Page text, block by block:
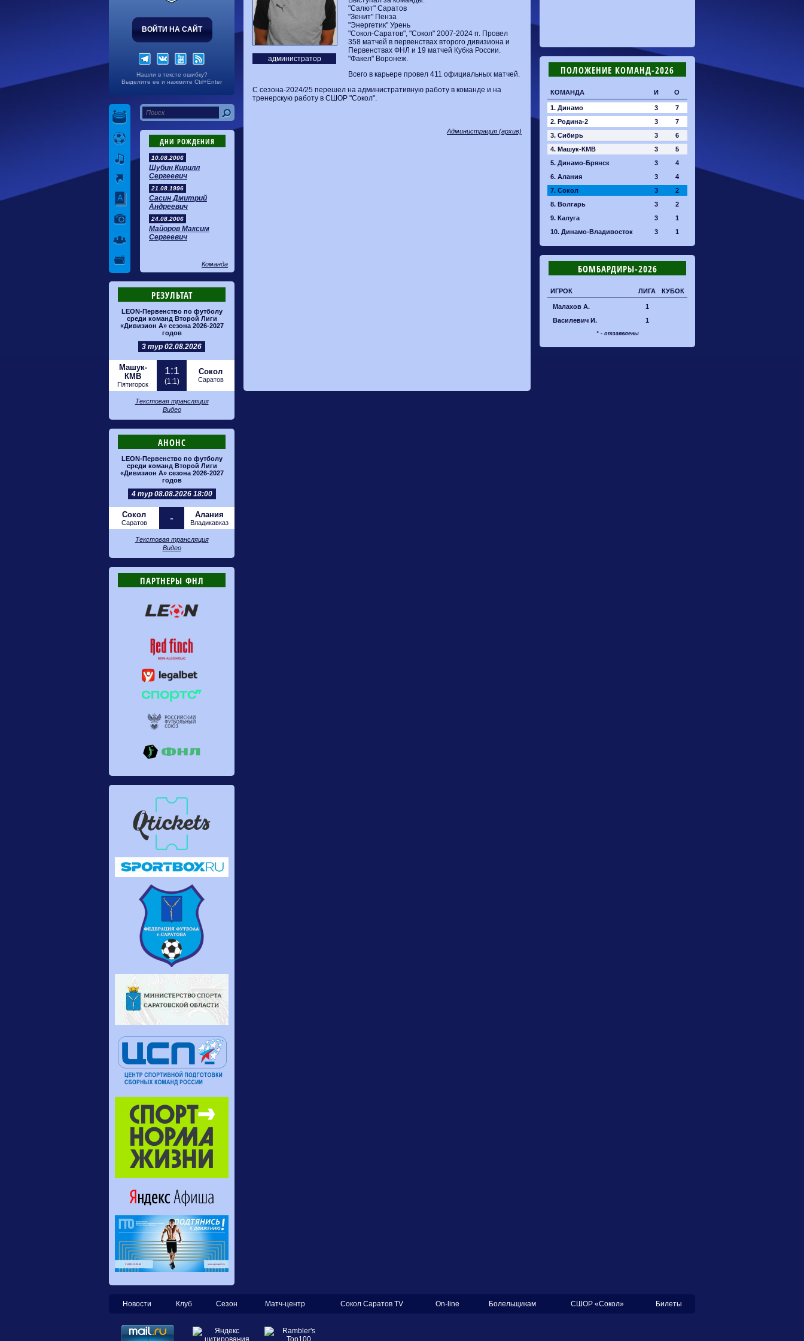
ВОЙТИ НА САЙТ
Нашли в тексте ошибку?
Выделите её и нажмите Ctrl+Enter
ДНИ РОЖДЕНИЯ
10.08.2006
Шубин Кирилл
Сергеевич
21.08.1996
Сасин Дмитрий
Андреевич
24.08.2006
Майоров Максим
Сергеевич
Команда
РЕЗУЛЬТАТ
LEON-Первенство по футболу
среди команд Второй Лиги
«Дивизион А» сезона 2026-2027
годов
3 тур 02.08.2026
Машук-
КМВ
Пятигорск
1:1
(1:1)
Сокол
Саратов
Текстовая трансляция
Видео
АНОНС
LEON-Первенство по футболу
среди команд Второй Лиги
«Дивизион А» сезона 2026-2027
годов
4 тур 08.08.2026 18:00
Сокол
Саратов - Алания
Владикавказ
Текстовая трансляция
Видео
ПАРТНЕРЫ ФНЛ
администратор
"Салют" Саратов
"Зенит" Пенза
"Энергетик" Урень
"Сокол-Саратов", "Сокол" 2007-2024 гг. Провел
358 матчей в первенствах второго дивизиона и
Первенствах ФНЛ и 19 матчей Кубка России.
"Факел" Воронеж.
Всего в карьере провел 411 официальных матчей.
С сезона-2024/25 перешел на административную работу в команде и на
тренерскую работу в СШОР "Сокол".
Администрация (архив)
Калуга
Сибирь
ПОЛОЖЕНИЕ КОМАНД-2026
КОМАНДА И О
1. Динамо 3
7
2. Родина-2
3
7
3. Сибирь
3
6
4. Машук-КМВ
3
5
5. Динамо-Брянск
3
4
6. Алания
3
4
7. Сокол
3
2
8. Волгарь
3
2
9. Калуга
3
1
10. Динамо-Владивосток
3 1
БОМБАРДИРЫ-2026
ИГРОК ЛИГА КУБОК
Малахов А.
1
Василевич И.
1
* - отзаявлены
Новости Клуб Сезон Матч-центр Сокол Саратов TV On-line Болельщикам СШОР «Сокол» Билеты